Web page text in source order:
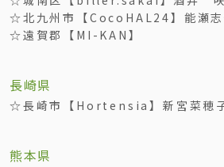
☆北九州市【CocoHAL24】能瀬志
☆遠賀郡【MI-KAN】
長崎県
☆長崎市【Hortensia】新宮菜穂
熊本県